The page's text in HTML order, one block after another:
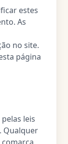
estes
As
no site.
página
leis
Qualquer